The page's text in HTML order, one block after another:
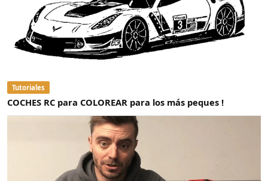
Tutoriales
COCHES RC para COLOREAR para los más peques !